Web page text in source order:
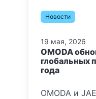
Новости
19 мая, 2026
OMODA
глобальных
года
OMODA и